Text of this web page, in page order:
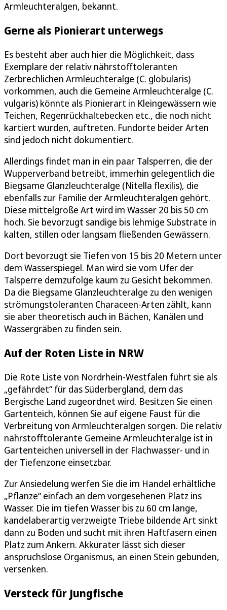
Armleuchteralgen, bekannt.
Gerne als Pionierart unterwegs
Es besteht aber auch hier die Möglichkeit, dass
Exemplare der relativ nährstofftoleranten
Zerbrechlichen Armleuchteralge (C. globularis)
vorkommen, auch die Gemeine Armleuchteralge (C.
vulgaris) könnte als Pionierart in Kleingewässern wie
Teichen, Regenrückhaltebecken etc., die noch nicht
kartiert wurden, auftreten. Fundorte beider Arten
sind jedoch nicht dokumentiert.
Allerdings findet man in ein paar Talsperren, die der
Wupperverband betreibt, immerhin gelegentlich die
Biegsame Glanzleuchteralge (Nitella flexilis), die
ebenfalls zur Familie der Armleuchteralgen gehört.
Diese mittelgroße Art wird im Wasser 20 bis 50 cm
hoch. Sie bevorzugt sandige bis lehmige Substrate in
kalten, stillen oder langsam fließenden Gewässern.
Dort bevorzugt sie Tiefen von 15 bis 20 Metern unter
dem Wasserspiegel. Man wird sie vom Ufer der
Talsperre demzufolge kaum zu Gesicht bekommen.
Da die Biegsame Glanzleuchteralge zu den wenigen
strömungstoleranten Characeen-Arten zählt, kann
sie aber theoretisch auch in Bächen, Kanälen und
Wassergräben zu finden sein.
Auf der Roten Liste in NRW
Die Rote Liste von Nordrhein-Westfalen führt sie als
„gefährdet“ für das Süderbergland, dem das
Bergische Land zugeordnet wird. Besitzen Sie einen
Gartenteich, können Sie auf eigene Faust für die
Verbreitung von Armleuchteralgen sorgen. Die relativ
nährstofftolerante Gemeine Armleuchteralge ist in
Gartenteichen universell in der Flachwasser- und in
der Tiefenzone einsetzbar.
Zur Ansiedelung werfen Sie die im Handel erhältliche
„Pflanze“ einfach an dem vorgesehenen Platz ins
Wasser. Die im tiefen Wasser bis zu 60 cm lange,
kandelaberartig verzweigte Triebe bildende Art sinkt
dann zu Boden und sucht mit ihren Haftfasern einen
Platz zum Ankern. Akkurater lässt sich dieser
anspruchslose Organismus, an einen Stein gebunden,
versenken.
Versteck für Jungfische